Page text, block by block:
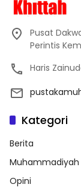
Pusat
Perintis
Haris
Kategori
Berita
Muhammadiyah
Opini